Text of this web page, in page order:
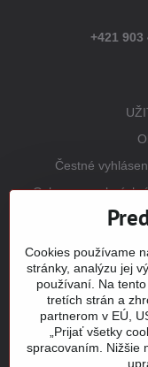
+421 903
Čestné
Ochrana osobných
Cookies používame
stránky, analýzu jej
používaní. Na
tretích strán a
partnerom v EÚ,
„Prijať všetky
spracovaním. Nižšie